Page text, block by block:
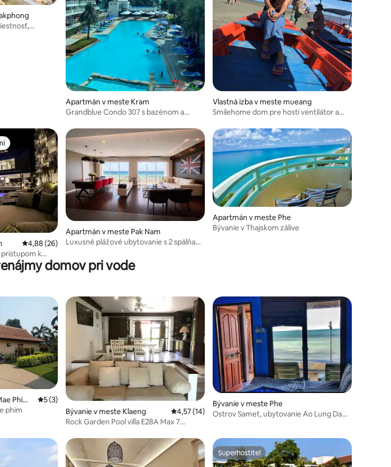
Apartmán v meste Kram
Grandblue Condo 307 s bazénom a
Vlastná izba v meste mueang
Smilehome dom pre hostí ventilátor a
hodnotení: 5
Priemerné ohodnotenie 4,88 z 5, počet hodnotení: 26
4,88 (26)
prístupom k
Apartmán v meste Pak Nam
Luxusné plážové ubytovanie s 2 spálňami
Apartmán v meste Phe
Bývanie v Thajskom zálive
domov pri vode
hodnotení: 26
Phim
Priemerné ohodnotenie 5 z 5, počet hodnotení: 3
5 (3)
phim
Bývanie v meste Klaeng Priemerné ohodnotenie 4,57 z 5, počet hodnotení: 14
4,57 (14)
Rock Garden Pool villa E28A Max 7
Bývanie v meste Phe
Ostrov Samet, ubytovanie Ao Lung Dam
Superhostiteľ
Superhostiteľ